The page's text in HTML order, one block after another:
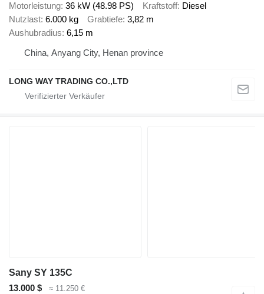
Motorleistung 36 kW (48.98 PS) Kraftstoff Diesel
Nutzlast 6.000 kg Grabtiefe 3,82 m
Aushubradius 6,15 m
China, Anyang City, Henan province
LONG WAY TRADING CO.,LTD
Sany SY 135C
13.000 $
≈ 11.250 €